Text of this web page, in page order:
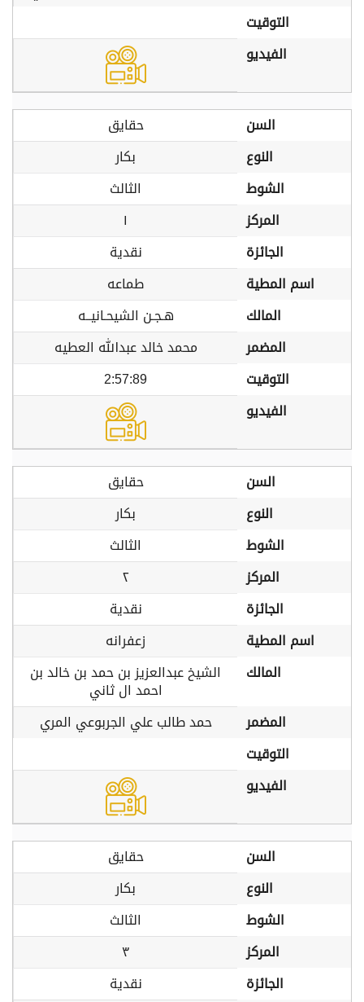
التوقيت
الفيديو
السن
حقايق
النوع
بكار
الشوط
الثالث
المركز
١
الجائزة
نقدية
اسم المطية
طماعه
المالك
هـجـن الشيحـانيــه
المضمر
محمد خالد عبدالله العطيه
التوقيت
2:57:89
الفيديو
السن
حقايق
النوع
بكار
الشوط
الثالث
المركز
٢
الجائزة
نقدية
اسم المطية
زعفرانه
المالك
الشيخ عبدالعزيز بن حمد بن خالد بن
احمد ال ثاني
المضمر
حمد طالب علي الجربوعي المري
التوقيت
الفيديو
السن
حقايق
النوع
بكار
الشوط
الثالث
المركز
٣
الجائزة
نقدية